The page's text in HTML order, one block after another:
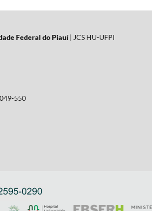
Federal do Piauí| JCS HU-UFPI
550